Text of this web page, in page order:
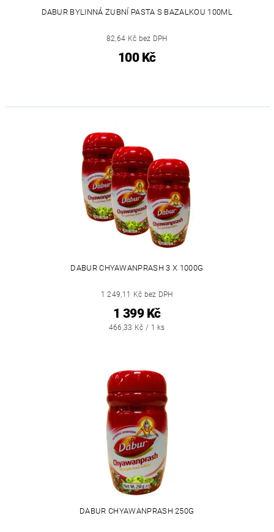
DABUR BYLINNÁ ZUBNÍ PASTA S BAZALKOU 100ML
82,64 Kč bez DPH
100 Kč
DABUR CHYAWANPRASH 3 X 1000G
1 249,11 Kč bez DPH
1 399 Kč
466,33 Kč / 1 ks
DABUR CHYAWANPRASH 250G